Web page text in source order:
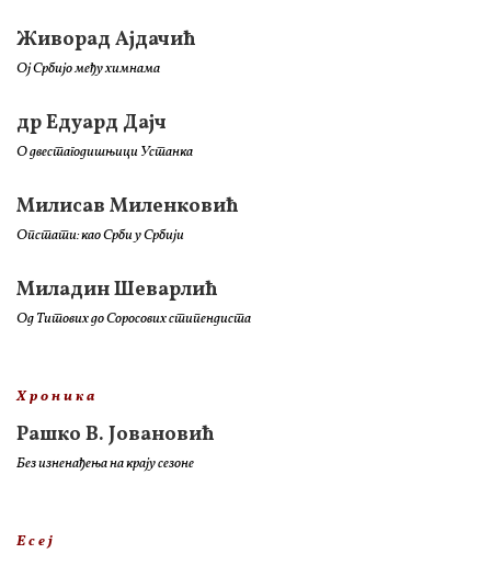
Живорад Ајдачић
Ој Србијо међу химнама
др Едуард Дајч
О двестагодишњици Устанка
Милисав Миленковић
Опстати: као Срби у Србији
Миладин Шеварлић
Од Титових до Соросових стипендиста
Х р о н и к а
Рашко В. Јовановић
Без изненађења на крају сезоне
Е с е ј